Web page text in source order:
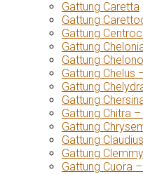
Gattung Caretta
Gattung
Gattung
Gattung
Gattung
Gattung Chelus
Gattung
Gattung
Gattung Chitra
Gattung
Gattung Claudius
Gattung
Gattung Cuora